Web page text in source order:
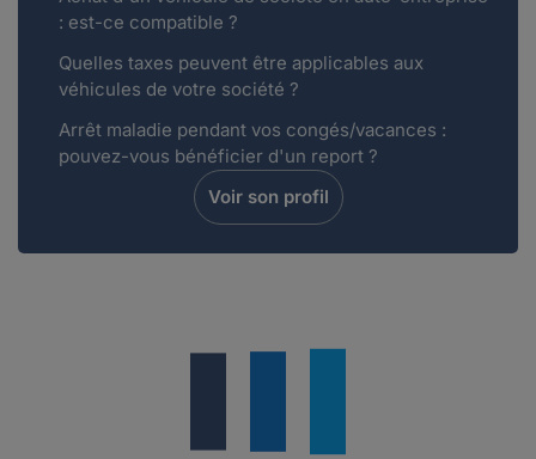
: est-ce compatible ?
Quelles taxes peuvent être applicables aux
véhicules de votre société ?
Arrêt maladie pendant vos congés/vacances :
pouvez-vous bénéficier d'un report ?
Voir son profil